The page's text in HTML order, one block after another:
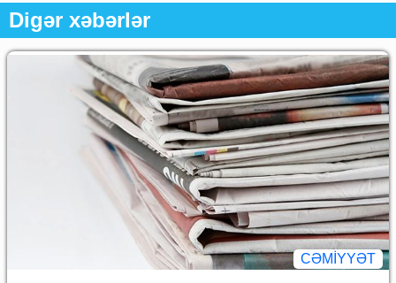
Digər xəbərlər
CƏMİYYƏT